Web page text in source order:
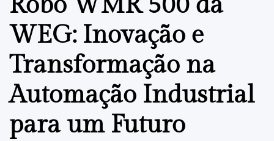
WEG: Inovação e
Transformação na
Automação Industrial
para um Futuro